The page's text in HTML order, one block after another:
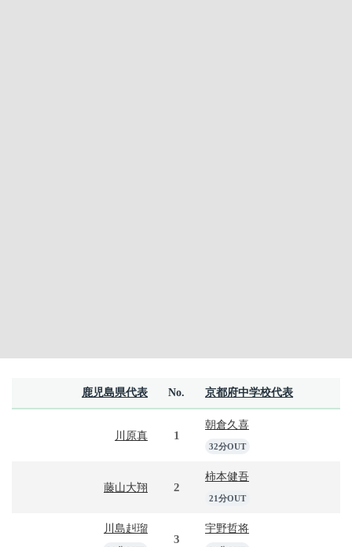
鹿児島県代表 No. 京都府中学校代表
川原真 1
朝倉久喜
32分OUT
藤山大翔 2
柿本健吾
21分OUT
川島赳瑠
3
宇野哲将